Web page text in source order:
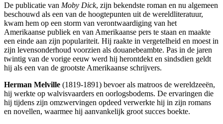
De publicatie van Moby Dick, zijn bekendste roman en nu algemeen
beschouwd als een van de hoogtepunten uit de wereldliteratuur,
kwam hem op een storm van verontwaardiging van het
Amerikaanse publiek en van Amerikaanse pers te staan en maakte
een einde aan zijn populariteit. Hij raakte in vergetelheid en moest in
zijn levensonderhoud voorzien als douanebeambte. Pas in de jaren
twintig van de vorige eeuw werd hij herontdekt en sindsdien geldt
hij als een van de grootste Amerikaanse schrijvers.
Herman Melville (1819-1891) bevoer als matroos de wereldzeeën,
hij werkte op walvisvaarders en oorlogsbodems. De ervaringen die
hij tijdens zijn omzwervingen opdeed verwerkte hij in zijn romans
en novellen, waarmee hij aanvankelijk groot succes boekte.